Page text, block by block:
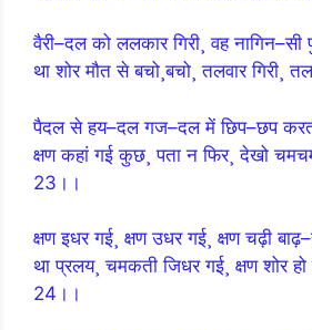
वैरी–दल को ललकार गिरी¸ वह नागिन–सी
था शोर मौत से बचो¸बचो¸ तलवार गिरी¸
पैदल से हय–दल गज–दल में छिप–छप
क्षण कहां गई कुछ¸ पता न फिर¸ देखो
23।।
क्षण इधर गई¸ क्षण उधर गई¸ क्षण चढ़ी
था प्रलय¸ चमकती जिधर गई¸ क्षण शोर
24।।